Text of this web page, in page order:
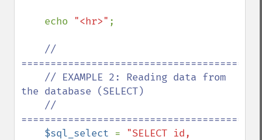
    echo
"<hr>" ;
//
the database (SELECT)
$sql_select = "SELECT id,